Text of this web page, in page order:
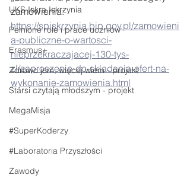
UKS Iskra Iskrzynia
Pełnione role i prace uczniów
Erasmus+
Zdrowo jem, więcej wiem - projekt
Starsi czytają młodszym - projekt
MegaMisja
#SuperKoderzy
#Laboratoria Przyszłości
Zawody
zamówienia:
https://spiskrzynia.bip.gov.pl/zamowieni
a-publiczne-o-wartosci-
nieprzekraczajacej-130-tys-
zl/zaproszenie-do-skladania-ofert-na-
wykonanie-zamowienia.html